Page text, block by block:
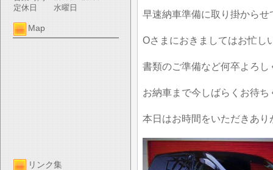
定休日
水曜日
Map
リンク集
早速納車準備に取り掛からせ
Oさまにおきましてはお忙し
書類のご準備など何卒よろ
お納車まで今しばらくお待ち
本日はお時間をいただきあ